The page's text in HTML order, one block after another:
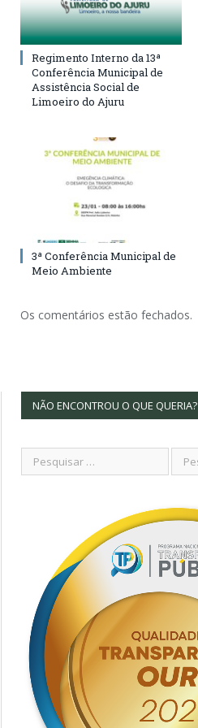
Regimento Interno da 13ª
Conferência Municipal de
Assistência Social de
Limoeiro do Ajuru
3ª Conferência Municipal de
Meio Ambiente
Os comentários estão fechados.
NÃO ENCONTROU O QUE QUERIA?